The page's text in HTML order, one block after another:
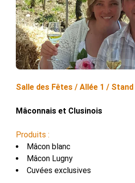
Salle des Fêtes / Allée 1 / Stand
Mâconnais et Clusinois
Produits :
Mâcon blanc
Mâcon Lugny
Cuvées exclusives